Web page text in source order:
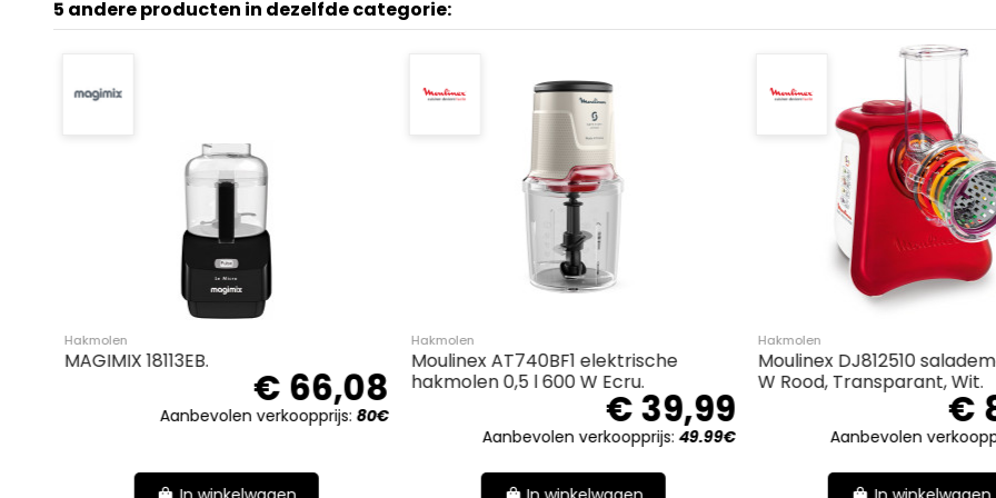
5 andere producten in dezelfde categorie:
Hakmolen
TRISTAR BL-4024.
€ 22,00
Aanbevolen verkoopprijs:29.99€
Hakmolen
MAGIMIX 18113EB.
€ 66,08
Aanbevolen verkoopprijs:80€
Hakmolen
Moulinex AT740BF1 elektrische
hakmolen 0,5 l 600 W Ecru.
€
Aanbevolen verkoopprijs: